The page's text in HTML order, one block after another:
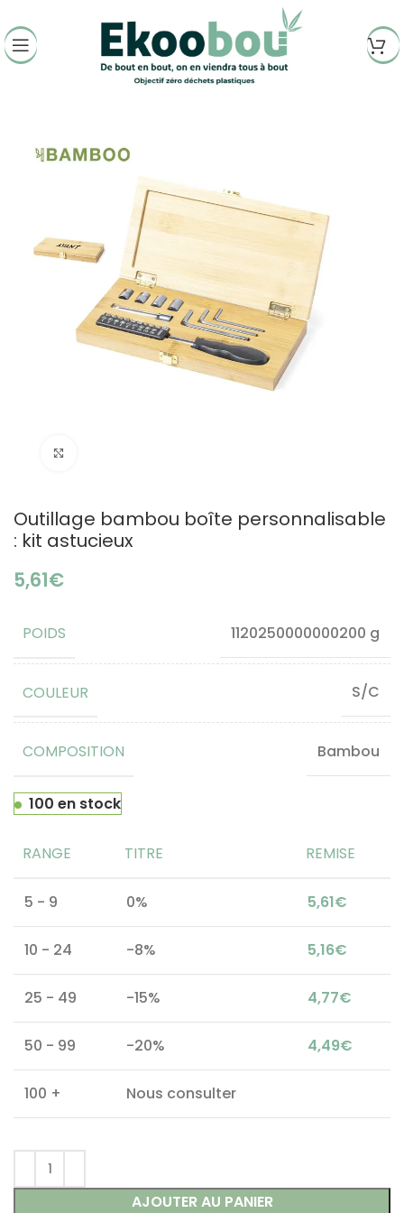
Outillage bambou boîte personnalisable
: kit astucieux
€
POIDS 1120250000000200 g
COULEUR S/C
COMPOSITION Bambou
100 en stock
RANGE TITRE REMISE
5 - 9 0% 5,61€
10 - 24 -8% 5,16€
25 - 49 -15% 4,77€
50 - 99 -20% 4,49€
100 + Nous consulter
AJOUTER AU PANIER